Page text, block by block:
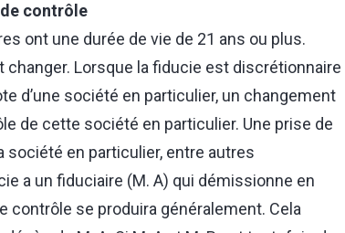
contrôle
ont une durée de vie de 21 ans ou plus.
Lorsque la fiducie est discrétionnaire
d’une société en particulier, un changement
de cette société en particulier. Une prise de
société en particulier, entre autres
a un fiduciaire (M. A) qui démissionne en
contrôle se produira généralement. Cela